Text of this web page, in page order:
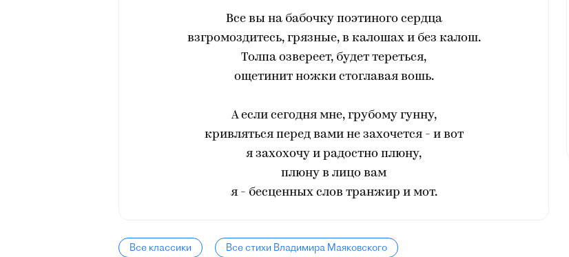
Все вы на бабочку поэтиного сердца
взгромоздитесь, грязные, в калошах и без калош.
Толпа озвереет, будет тереться,
ощетинит ножки стоглавая вошь.
А если сегодня мне, грубому гунну,
кривляться перед вами не захочется - и вот
я захохочу и радостно плюну,
плюну в лицо вам
я - бесценных слов транжир и мот.
Все классики Все стихи Владимира Маяковского